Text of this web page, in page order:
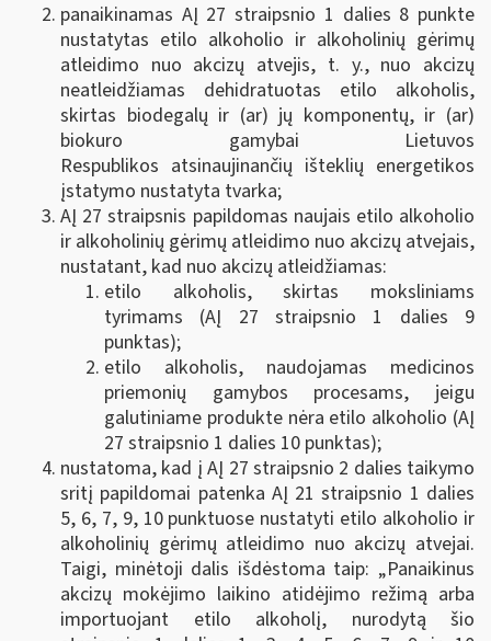
panaikinamas AĮ 27 straipsnio 1 dalies 8 punkte
nustatytas etilo alkoholio ir alkoholinių gėrimų
atleidimo nuo akcizų atvejis, t. y., nuo akcizų
neatleidžiamas dehidratuotas etilo alkoholis,
skirtas biodegalų ir (ar) jų komponentų, ir (ar)
biokuro gamybai Lietuvos
Respublikos atsinaujinančių išteklių energetikos
įstatymo nustatyta tvarka;
AĮ 27 straipsnis papildomas naujais etilo alkoholio
ir alkoholinių gėrimų atleidimo nuo akcizų atvejais,
nustatant, kad nuo akcizų atleidžiamas:
etilo alkoholis, skirtas moksliniams
tyrimams (AĮ 27 straipsnio 1 dalies 9
punktas);
etilo alkoholis, naudojamas medicinos
priemonių gamybos procesams, jeigu
galutiniame produkte nėra etilo alkoholio (AĮ
27 straipsnio 1 dalies 10 punktas);
nustatoma, kad į AĮ 27 straipsnio 2 dalies taikymo
sritį papildomai patenka AĮ 21 straipsnio 1 dalies
5, 6, 7, 9, 10 punktuose nustatyti etilo alkoholio ir
alkoholinių gėrimų atleidimo nuo akcizų atvejai.
Taigi, minėtoji dalis išdėstoma taip: „Panaikinus
akcizų mokėjimo laikino atidėjimo režimą arba
importuojant etilo alkoholį, nurodytą šio